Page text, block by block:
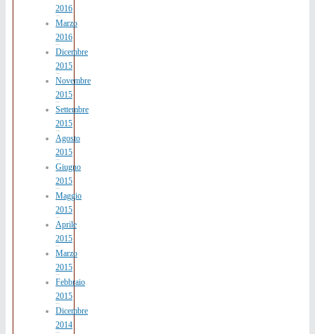
2016
Marzo
2016
Dicembre
2015
Novembre
2015
Settembre
2015
Agosto
2015
Giugno
2015
Maggio
2015
Aprile
2015
Marzo
2015
Febbraio
2015
Dicembre
2014